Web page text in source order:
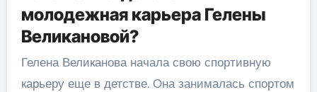
молодежная карьера Гелены
Великановой?
Гелена Великанова начала свою спортивную
карьеру еще в детстве. Она занималась спортом